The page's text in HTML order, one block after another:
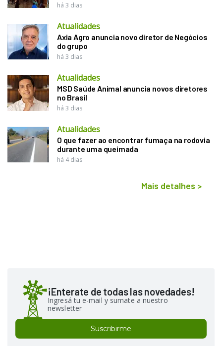
há 3 dias
Atualidades
Axia Agro anuncia novo diretor de Negócios
do grupo
há 3 dias
Atualidades
MSD Saúde Animal anuncia novos diretores
no Brasil
há 3 dias
Atualidades
O que fazer ao encontrar fumaça na rodovia
durante uma queimada
há 4 dias
Mais detalhes >
¡Enterate de todas las novedades!
Ingresá tu e-mail y sumate a nuestro
newsletter
Suscribirme